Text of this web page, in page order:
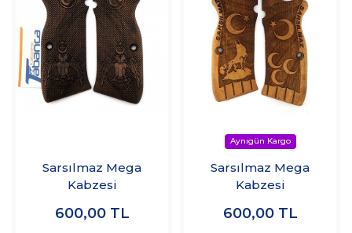
Sarsılmaz Mega
Kabzesi
600,00 TL
Sarsılmaz Mega
Kabzesi
600,00 TL